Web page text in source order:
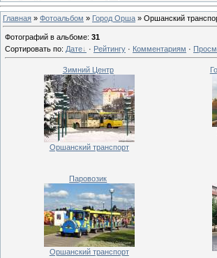
Главная » Фотоальбом » Город Орша » Оршанский
Фотографий в альбоме: 31
Сортировать по: Дате · Рейтингу · Комментариям ·
Зимний Центр
Оршанский транспорт
Паровозик
Оршанский транспорт